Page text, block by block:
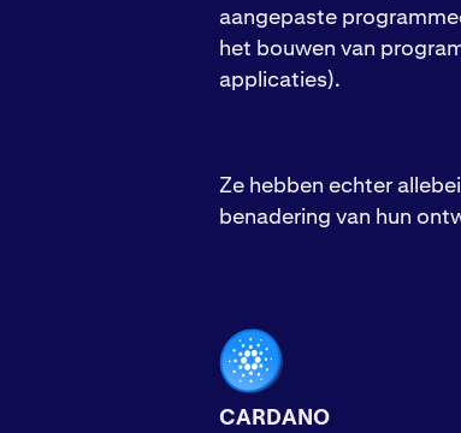
aangepaste
het bouwen van
applicaties).
Ze hebben echter
benadering van hun
CARDANO